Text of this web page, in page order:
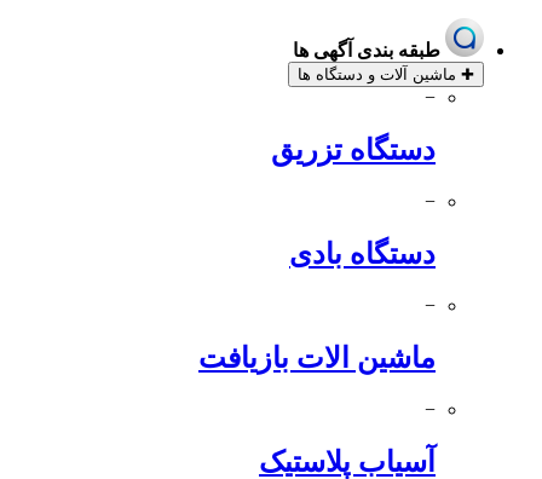
طبقه بندی آگهی ها
✚ ماشین آلات و دستگاه ها
−
دستگاه تزریق
−
دستگاه بادی
−
ماشین الات بازیافت
−
آسیاب پلاستیک